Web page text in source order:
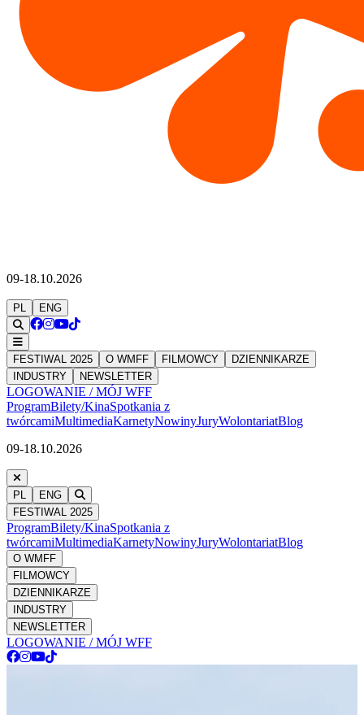
09-18.10.2026
PL ENG
FESTIWAL 2025 O WMFF FILMOWCY
DZIENNIKARZE
INDUSTRY
NEWSLETTER
LOGOWANIE / MÓJ WFF
ProgramBilety/KinaSpotkania z
twórcamiMultimediaKarnetyNowinyJuryWolontariatBlog
09-18.10.2026
PL
ENG
FESTIWAL 2025
ProgramBilety/KinaSpotkania z
twórcamiMultimediaKarnetyNowinyJuryWolontariatBlog
O WMFF
FILMOWCY
DZIENNIKARZE
INDUSTRY
NEWSLETTER
LOGOWANIE / MÓJ WFF